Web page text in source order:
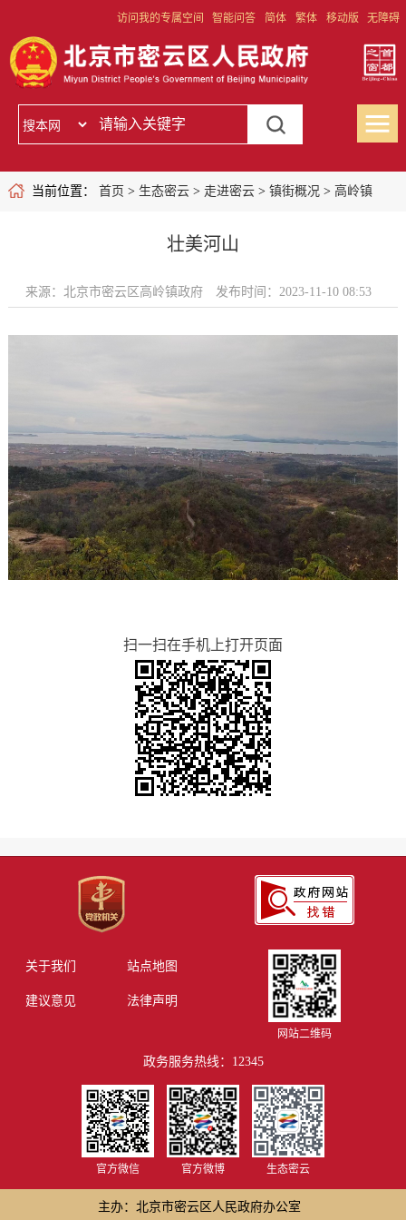
访问我的专属空间 智能问答 简体 繁体 移动版 无障碍
当前位置： 首页 > 生态密云> 走进密云> 镇街概况 > 高岭镇
壮美河山
来源：北京市密云区高岭镇政府 发布时间：2023-11-10 08:53
扫一扫在手机上打开页面
关于我们 站点地图
建议意见 法律声明
网站二维码
政务服务热线：12345
官方微信 官方微博 生态密云
主办：北京市密云区人民政府办公室